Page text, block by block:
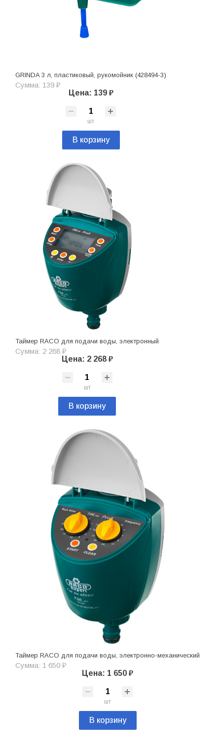
GRINDA 3 л, пластиковый, рукомойник (428494-3)
Сумма: 139 ₽
Цена: 139 ₽
шт
В корзину
Таймер RACO для подачи воды, электронный
Сумма: 2 268 ₽
Цена: 2 268 ₽
шт
В корзину
Таймер RACO для подачи воды, электронно-механический
Сумма: 1 650 ₽
Цена: 1 650 ₽
шт
В корзину